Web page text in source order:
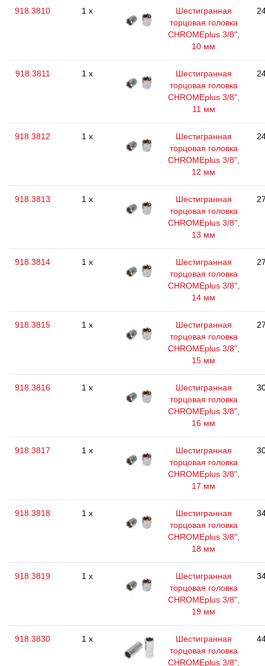
918.3810 1 x
Шестигранная
торцовая головка
CHROMEplus 3/8",
10 мм
918.3811 1 x
Шестигранная
торцовая головка
CHROMEplus 3/8",
11 мм
918.3812 1 x
Шестигранная
торцовая головка
CHROMEplus 3/8",
12 мм
918.3813 1 x
Шестигранная
торцовая головка
CHROMEplus 3/8",
13 мм
918.3814 1 x
Шестигранная
торцовая головка
CHROMEplus 3/8",
14 мм
918.3815 1 x
Шестигранная
торцовая головка
CHROMEplus 3/8",
15 мм
918.3816 1 x
Шестигранная
торцовая головка
CHROMEplus 3/8",
16 мм
918.3817 1 x
Шестигранная
торцовая головка
CHROMEplus 3/8",
17 мм
918.3818 1 x
Шестигранная
торцовая головка
CHROMEplus 3/8",
18 мм
918.3819 1 x
Шестигранная
торцовая головка
CHROMEplus 3/8",
19 мм
918.3830 1 x
Шестигранная
торцовая головка
CHROMEplus 3/8",